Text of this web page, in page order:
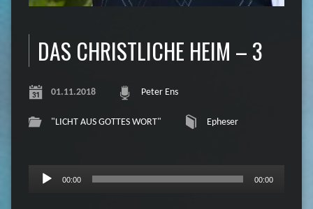
DAS CHRISTLICHE HEIM – 3
01.11.2018 Peter Ens
"LICHT AUS GOTTES WORT" Epheser
Audio-
00:00 00:00